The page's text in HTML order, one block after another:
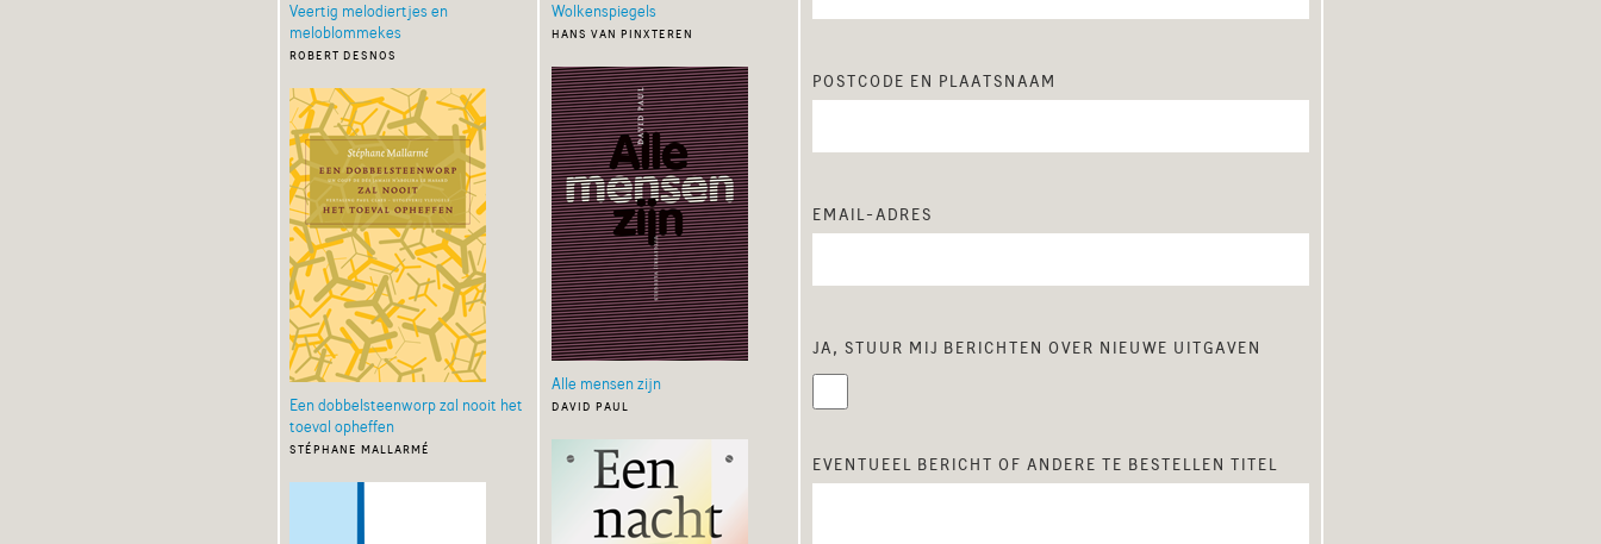
Veertig melodiertjes en
meloblommekes
robert desnos
Een dobbelsteenworp zal nooit het
toeval opheffen
stéphane mallarmé
Wolkenspiegels
hans van pinxteren
Alle mensen zijn
david paul
postcode en plaatsnaam
email-adres
ja, stuur mij berichten over nieuwe uitgaven
eventueel bericht of andere te bestellen titel